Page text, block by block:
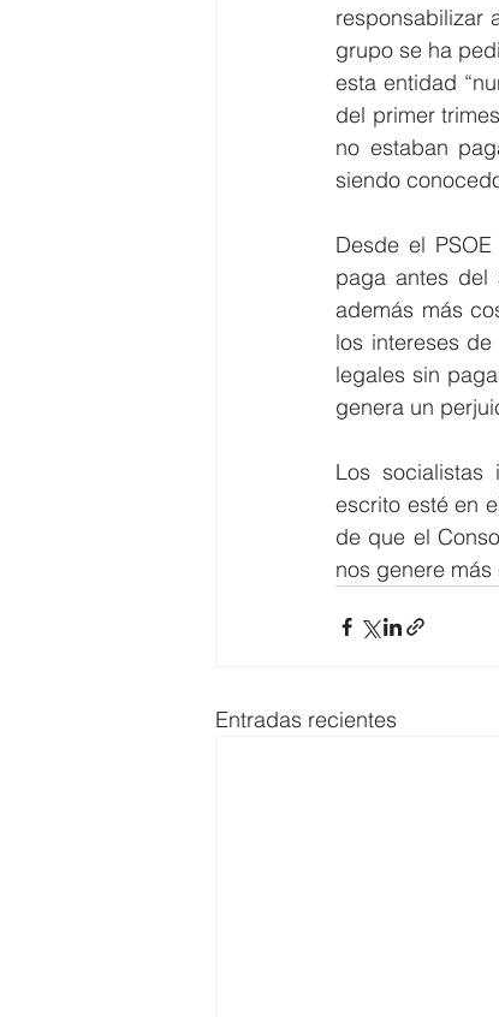
responsabilizar
grupo se ha
esta entidad
del primer
no estaban
siendo
Desde el
paga antes del
además más
los intereses
legales sin
genera un
Los socialistas
escrito esté en
de que el
nos genere más
Entradas recientes